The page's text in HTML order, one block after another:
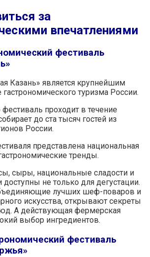
за
впечатлениями
фестиваль
Казань» является крупнейшим
туризма России.
проходит в течение
до ста тысяч гостей из
России.
представлена национальная
тренды.
сыры, национальные сладости и
доступны не только для дегустации.
лучших шеф-поваров и
искусства, открывают секреты
А действующая фермерская
выбор ингредиентов.
фестиваль